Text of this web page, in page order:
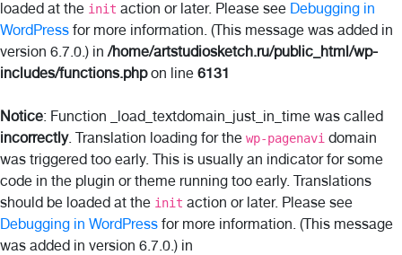
loaded at the init action or later. Please see Debugging in
WordPress for more information. (This message was added in
version 6.7.0.) in/home/artstudiosketch.ru/public_html/wp-
includes/functions.phpon line 6131
Notice: Function _load_textdomain_just_in_time was called
incorrectly. Translation loading for the wp-pagenavi domain
was triggered too early. This is usually an indicator for some
code in the plugin or theme running too early. Translations
should be loaded at the init action or later. Please see
Debugging in WordPress for more information. (This message
was added in version 6.7.0.) in